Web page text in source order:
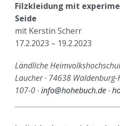
Filzkleidung mit
Seide
mit Kerstin Scherr
17.2.2023 – 19.2.2023
Ländliche
Laucher ∙ 74638
107-0 ∙ info@hohebuch.de∙